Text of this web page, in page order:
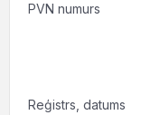
PVN numurs
Reģistrs, datums